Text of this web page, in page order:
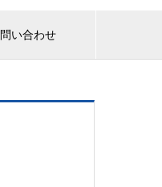
問い合わせ